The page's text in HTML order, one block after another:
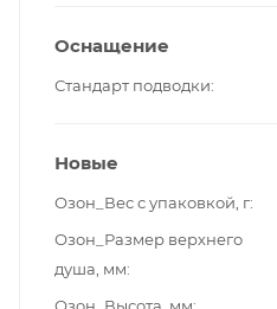
Оснащение
Стандарт подводки
Новые
Озон_Вес с упаковкой, г
Озон_Размер верхнего
душа, мм